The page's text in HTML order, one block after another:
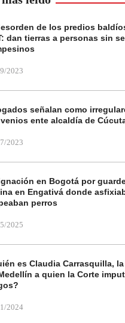
de los predios
dan tierras a personas sin
2023
señalan como
ente alcaldía de
2023
en Bogotá por
en Engativá donde
perros
2025
es Claudia Carrasquilla,
a quien la Corte
2024